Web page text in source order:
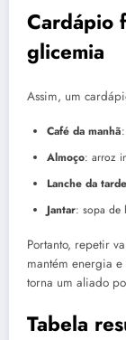
Cardápio
glicemia
Assim, um
Café da manhã
Almoço: arroz
Lanche da tarde
Jantar: sopa de
Portanto, repetir
mantém energia
torna um aliado
Tabela